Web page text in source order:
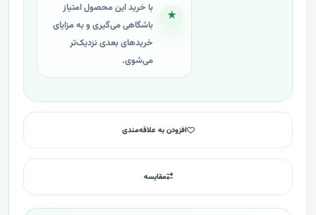
★
با خرید این محصول امتیاز
باشگاهی می‌گیری و به مزایای
خریدهای بعدی نزدیک‌تر
می‌شوی.
افزودن به علاقه‌مندی
مقایسه